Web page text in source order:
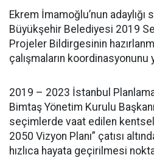
Ekrem İmamoğlu’nun adaylığı
Büyükşehir Belediyesi 2019
Projeler Bildirgesinin
çalışmaların koordinasyonunu
2019 – 2023 İstanbul Planlama
Bimtaş Yönetim Kurulu
seçimlerde vaat edilen kentsel
2050 Vizyon Planı” çatısı
hızlıca hayata geçirilmesi